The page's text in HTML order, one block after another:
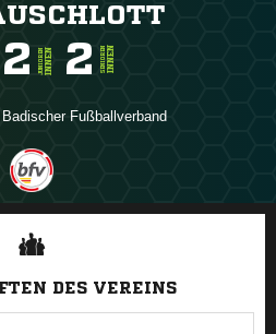
2 JUNIORENINNEN 2 SENIORENINNEN
Badischer Fußballverband
ANZEIGE
DES VEREINS